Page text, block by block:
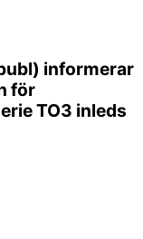
informerar
för
TO3 inleds